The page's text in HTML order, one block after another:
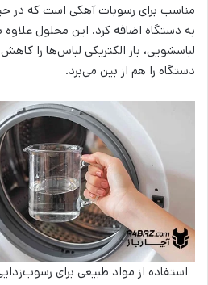
مناسب برای رسوبات آهکی است که در
به دستگاه اضافه کرد. این محلول
لباسشویی، بار الکتریکی لباس‌ها را
دستگاه را هم از بین می‌برد.
استفاده از مواد طبیعی برای